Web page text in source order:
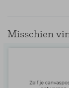
Misschien